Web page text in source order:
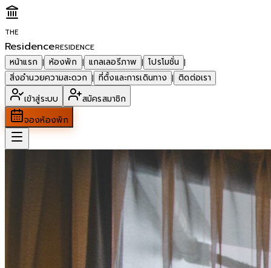
THE
ResidenceRESIDENCE
หน้าแรก | ห้องพัก | แกลเลอรีภาพ | โปรโมชั่น |
สิ่งอำนวยความสะดวก | ที่ตั้งและการเดินทาง | ติดต่อเรา
เข้าสู่ระบบ
สมัครสมาชิก
จองห้องพัก